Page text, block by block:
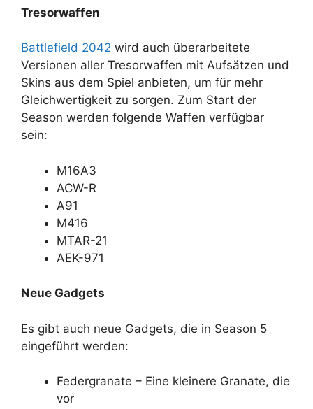
Tresorwaffen
Battlefield 2042 wird auch überarbeitete
Versionen aller Tresorwaffen mit Aufsätzen und
Skins aus dem Spiel anbieten, um für mehr
Gleichwertigkeit zu sorgen. Zum Start der
Season werden folgende Waffen verfügbar
sein:
M16A3
ACW-R
A91
M416
MTAR-21
AEK-971
Neue Gadgets
Es gibt auch neue Gadgets, die in Season 5
eingeführt werden:
Federgranate – Eine kleinere Granate, die
vor